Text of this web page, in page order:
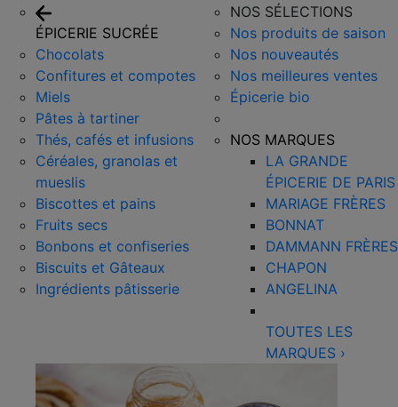
ÉPICERIE SUCRÉE
Chocolats
Confitures et compotes
Miels
Pâtes à tartiner
Thés, cafés et infusions
Céréales, granolas et
mueslis
Biscottes et pains
Fruits secs
Bonbons et confiseries
Biscuits et Gâteaux
Ingrédients pâtisserie
NOS SÉLECTIONS
Nos produits de saison
Nos nouveautés
Nos meilleures ventes
Épicerie bio
NOS MARQUES
LA GRANDE
ÉPICERIE DE PARIS
MARIAGE FRÈRES
BONNAT
DAMMANN FRÈRES
CHAPON
ANGELINA
TOUTES LES
MARQUES ›